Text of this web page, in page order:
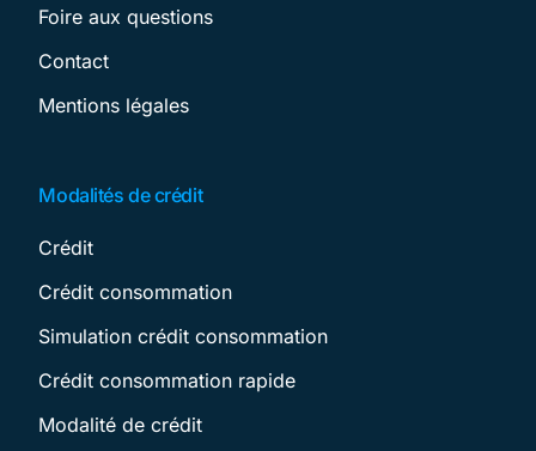
Foire aux questions
Contact
Mentions légales
Modalités de crédit
Crédit
Crédit consommation
Simulation crédit consommation
Crédit consommation rapide
Modalité de crédit